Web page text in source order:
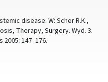
disease. W: Scher R.K.,
Therapy, Surgery. Wyd. 3.
147–176.